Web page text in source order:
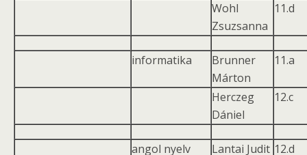
Wohl
Zsuzsanna
11.d
informatika
Brunner
Márton
11.a
Herczeg
Dániel
12.c
angol nyelv Lantai Judit 12.d